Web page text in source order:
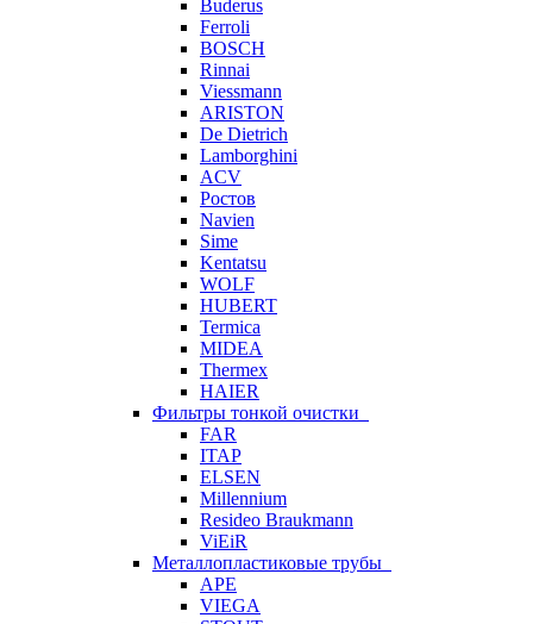
Buderus
Ferroli
BOSCH
Rinnai
Viessmann
ARISTON
De Dietrich
Lamborghini
ACV
Ростов
Navien
Sime
Kentatsu
WOLF
HUBERT
Termica
MIDEA
Thermex
HAIER
Фильтры тонкой очистки
FAR
ITAP
ELSEN
Millennium
Resideo Braukmann
ViEiR
Металлопластиковые трубы
APE
VIEGA